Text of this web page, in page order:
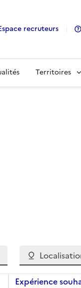
recruteurs
Territoires
Expérience